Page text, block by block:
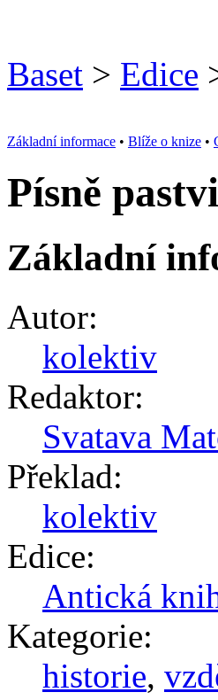
Baset > Edice
Základní informace • Blíže o knize •
Písně
Základní
Autor:
kolektiv
Redaktor:
Svatava
Překlad:
kolektiv
Edice:
Antická
Kategorie:
historie,